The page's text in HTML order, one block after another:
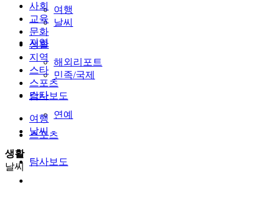
여행
날씨
지역
해외리포트
민족/국제
스타
연예
스포츠
탐사보도
사회
교육
문화
생활
지역
스타
스포츠
탐사보도
여행
날씨
생활
날씨